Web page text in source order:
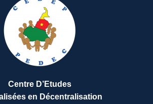
Centre D’Etudes
en Décentralisation